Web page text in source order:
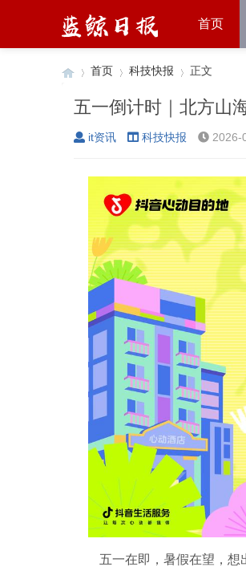
首页
›
首页
›
科技快报
›
正文
五一倒计时｜北方山
it资讯 科技快报 2026-
五一在即，暑假在望，想